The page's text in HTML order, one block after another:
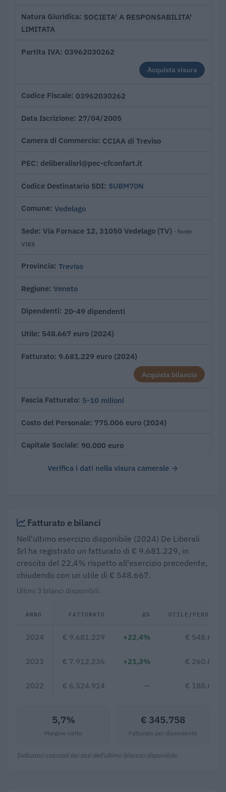
Natura Giuridica SOCIETA' A RESPONSABILITA'
LIMITATA
Partita IVA 03962030262
Acquista visura
Codice Fiscale 03962030262
Data Iscrizione 27/04/2005
Camera di Commercio CCIAA di Treviso
PEC deliberalisrl@pec-cfconfart.it
Codice Destinatario SDI SUBM70N
Comune Vedelago
Sede Via Fornace 12, 31050 Vedelago (TV) · fonte
VIES
Provincia Treviso
Regione Veneto
Dipendenti 20-49 dipendenti
Utile 548.667 euro (2024)
Fatturato 9.681.229 euro (2024)
Acquista bilancio
Fascia Fatturato 5-10 milioni
Costo del Personale 775.006 euro (2024)
Capitale Sociale 90.000 euro
Verifica i dati nella visura camerale →
Fatturato e bilanci
Nell'ultimo esercizio disponibile (2024) De Liberali
Srl ha registrato un fatturato di € 9.681.229, in
crescita del 22,4% rispetto all'esercizio precedente,
chiudendo con un utile di € 548.667.
Ultimi 3 bilanci disponibili.
ANNO FATTURATO Δ% UTILE/PERDITA
2024 € 9.681.229 +22,4% € 548.667
2023 € 7.912.236 +21,3% € 260.858
2022 € 6.524.914 — € 188.609
5,7%
Margine netto
€ 345.758
Fatturato per dipendente
Indicatori calcolati dai dati dell'ultimo bilancio disponibile.